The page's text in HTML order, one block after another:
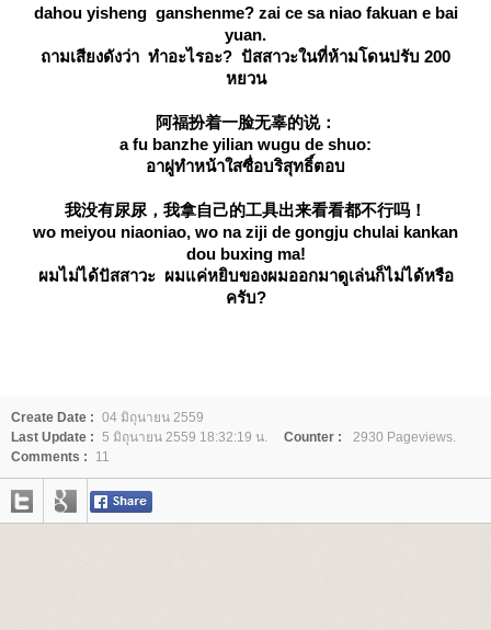
dahou yisheng ganshenme? zai ce sa niao fakuan e bai
yuan.
ถามเสียงดังว่า ทำอะไรอะ? ปัสสาวะในที่ห้ามโดนปรับ 200
หยวน
阿福扮着一脸无辜的说：
a fu banzhe yilian wugu de shuo:
อาฝูทำหน้าใสซื่อบริสุทธิ์ตอบ
我没有尿尿，我拿自己的工具出来看看都不行吗！
wo meiyou niaoniao, wo na ziji de gongju chulai kankan
dou buxing ma!
ผมไม่ได้ปัสสาวะ ผมแค่หยิบของผมออกมาดูเล่นก็ไม่ได้หรือ
ครับ?
Create Date : 04 มิถุนายน 2559
Last Update : 5 มิถุนายน 2559 18:32:19 น. Counter :
2930 Pageviews.
Comments :
11